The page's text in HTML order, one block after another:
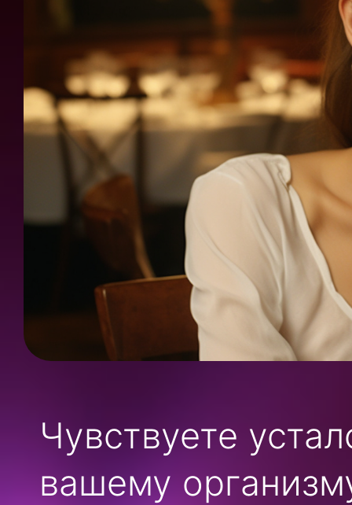
Чувствуете
вашему